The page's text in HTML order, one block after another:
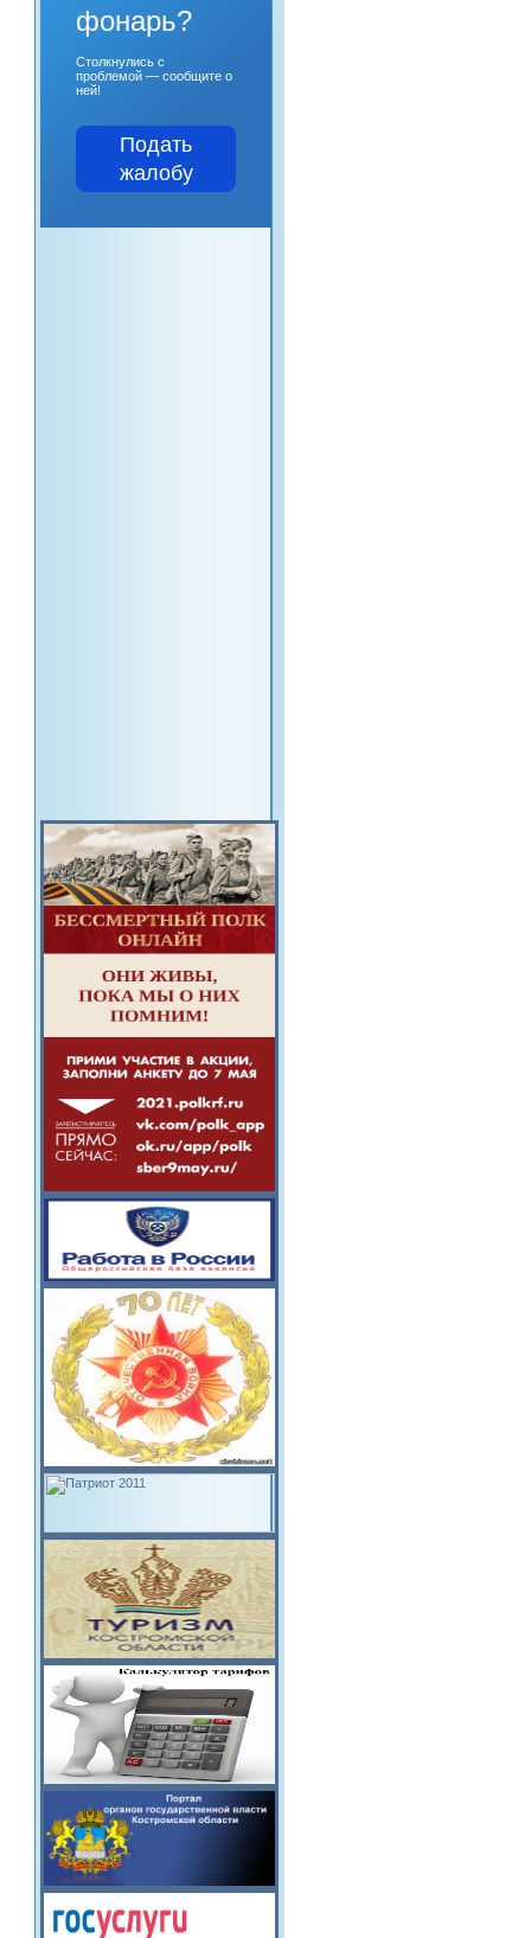
фонарь?
Столкнулись с
проблемой — сообщите о
ней!
Подать
жалобу